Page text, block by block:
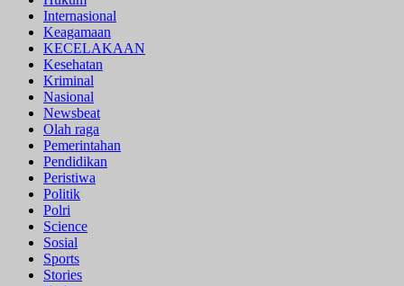
Internasional
Keagamaan
KECELAKAAN
Kesehatan
Kriminal
Nasional
Newsbeat
Olah raga
Pemerintahan
Pendidikan
Peristiwa
Politik
Polri
Science
Sosial
Sports
Stories